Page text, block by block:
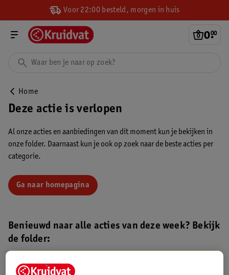
Voor 22:00 besteld, morgen in huis
0.
00
Home
Deze actie is verlopen
Al onze acties en aanbiedingen van dit moment kun je bekijken in
onze folder. Daarnaast kun je ook op zoek naar de beste acties per
categorie.
Ga naar homepagina
Benieuwd naar alle acties van deze week? Bekijk
de folder:
Kruidvat folder